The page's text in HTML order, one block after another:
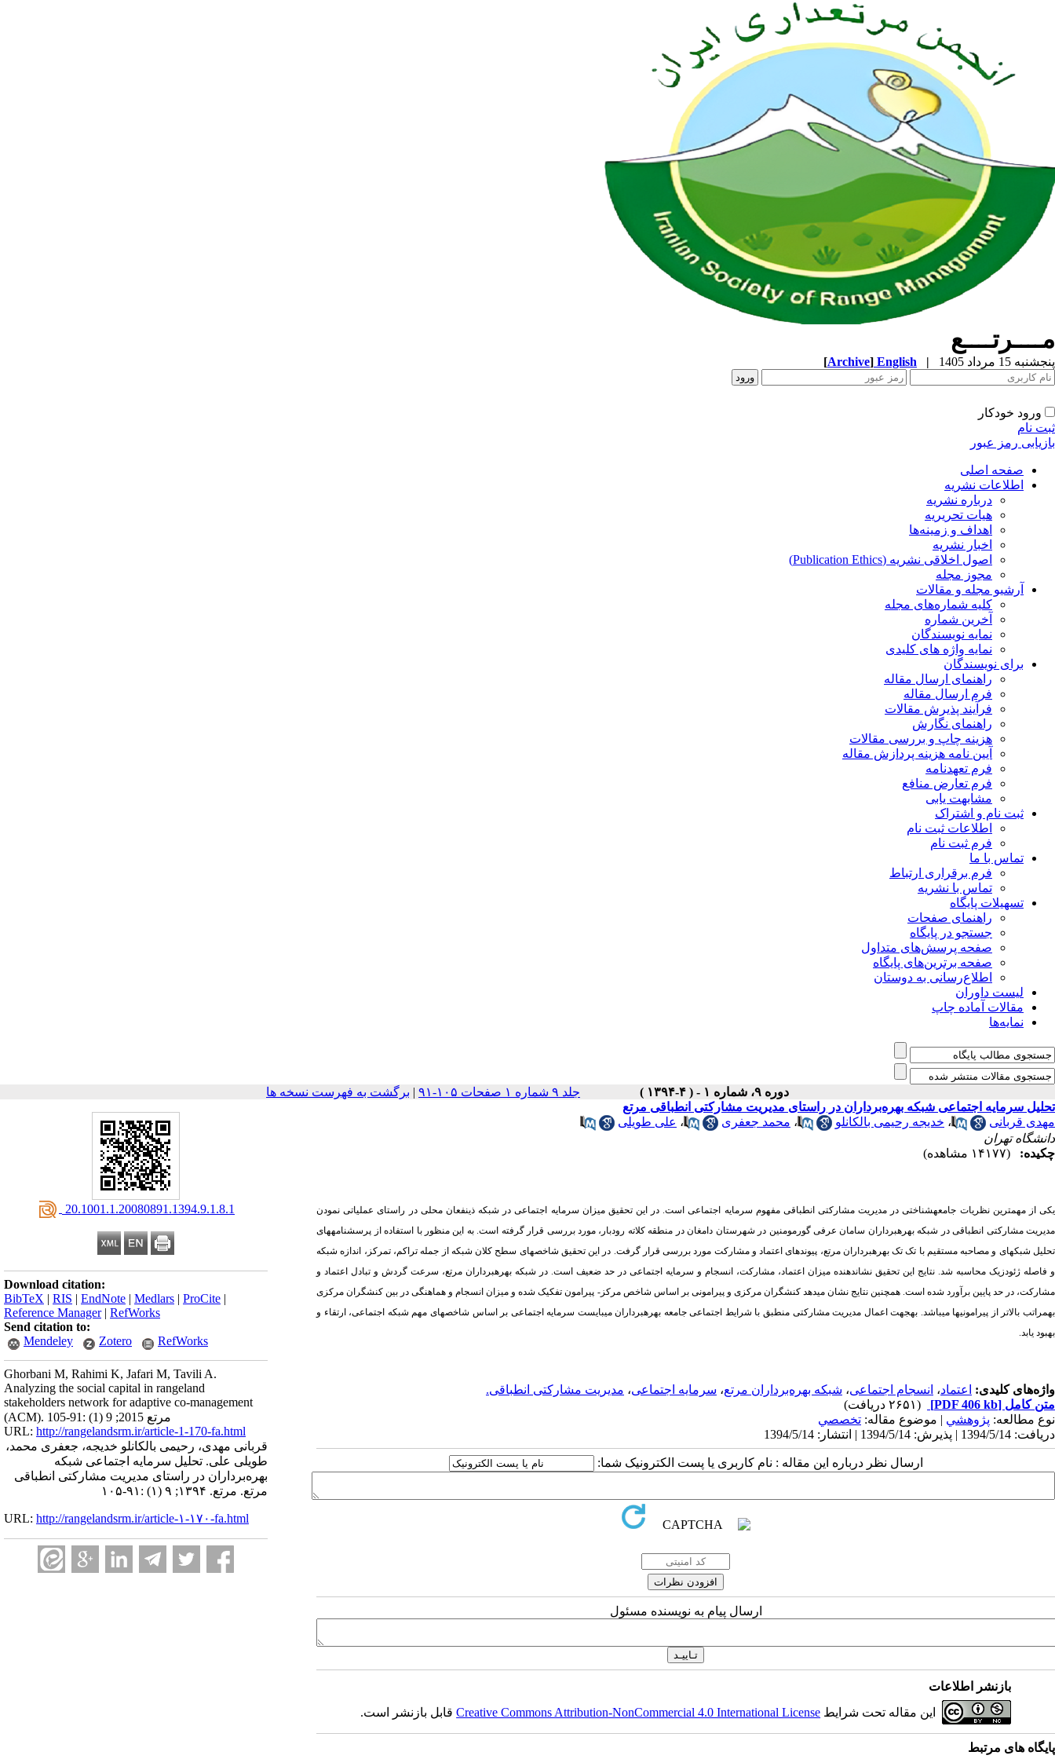
مــــرتــــع
پنجشنبه 15 مرداد 1405 |
English
[Archive]
ورود خودکار
ثبت نام
بازیابی رمز عبور
صفحه اصلی
اطلاعات نشریه
درباره نشریه
هیات تحریریه
اهداف و زمینه‌ها
اخبار نشریه
اصول اخلاقی نشریه (Publication Ethics)
مجوز مجله
آرشیو مجله و مقالات
کلیه شماره‌های مجله
آخرین شماره
نمایه نویسندگان
نمایه واژه های کلیدی
برای نویسندگان
راهنمای ارسال مقاله
فرم ارسال مقاله
فرآیند پذیرش مقالات
راهنمای نگارش
هزینه چاپ و بررسی مقالات
آیین نامه هزینه پردازش مقاله
فرم تعهدنامه
فرم تعارض منافع
مشابهت یابی
ثبت نام و اشتراک
اطلاعات ثبت نام
فرم ثبت نام
تماس با ما
فرم برقراری ارتباط
تماس با نشریه
تسهیلات پایگاه
راهنمای صفحات
جستجو در پایگاه
صفحه پرسش‌های متداول
صفحه برترین‌های پایگاه
اطلاع‌رسانی به دوستان
لیست داوران
مقالات آماده چاپ
نمایه‌ها
دوره ۹، شماره ۱ - ( ۴-۱۳۹۴ ) جلد ۹ شماره ۱ صفحات ۱۰۵-۹۱ | برگشت به فهرست نسخه ها
‎ 20.1001.1.20080891.1394.9.1.8.1
Download citation:
BibTeX | RIS | EndNote | Medlars | ProCite |
Reference Manager| RefWorks
Send citation to:
Mendeley
Zotero RefWorks
Ghorbani M, Rahimi K, Jafari M, Tavili A.
Analyzing the social capital in rangeland
stakeholders network for adaptive co-management
(ACM). مرتع 2015; 9 (1) :91-105
URL: http://rangelandsrm.ir/article-1-170-fa.html
قربانی مهدی، رحیمی بالکانلو خدیجه، جعفری محمد،
طویلی علی. تحلیل سرمایه اجتماعی شبکه
بهره‌برداران در راستای مدیریت مشارکتی انطباقی
مرتع. مرتع. ۱۳۹۴; ۹ (۱) :۹۱-۱۰۵
URL: http://rangelandsrm.ir/article-۱-۱۷۰-fa.html
تحلیل سرمایه اجتماعی شبکه بهره‌برداران در راستای مدیریت مشارکتی انطباقی مرتع
مهدی قربانی
، خدیجه رحیمی بالکانلو ، محمد جعفری ، علی طویلی
دانشگاه تهران
چکیده:
(۱۴۱۷۷ مشاهده)
یکی از مهم­ترین نظریات جامعه­شناختی در مدیریت مشارکتی انطباقی مفهوم سرمایه اجتماعی است. در این تحقیق میزان سرمایه اجتماعی در شبکه ذینفعان محلی در راستای عملیاتی نمودن
مدیریت مشارکتی انطباقی در شبکه بهره­برداران سامان عرفی گورمومنین در شهرستان دامغان در منطقه کلاته رودبار، مورد بررسی قرار گرفته است. به این منظور با استفاده از پرسشنامه­های
تحلیل شبکه­ای و مصاحبه مستقیم با تک تک بهره­برداران مرتع، پیوندهای اعتماد و مشارکت مورد بررسی قرار گرفت. در این تحقیق شاخص­های سطح کلان شبکه از جمله تراکم، تمرکز، اندازه شبکه
و فاصله ژئودزیک محاسبه شد. نتایج این تحقیق نشان­دهنده میزان اعتماد، مشارکت، انسجام و سرمایه اجتماعی در حد ضعیف است. در شبکه بهره­برداران مرتع، سرعت گردش و تبادل اعتماد و
مشارکت، در حد پایین برآورد شده است. هم­چنین نتایج نشان می­دهد کنشگران مرکزی و پیرامونی بر اساس شاخص مرکز- پیرامون تفکیک شده و میزان انسجام و هماهنگی در بین کنشگران مرکزی
به­مراتب بالاتر از پیرامونی­ها می­باشد. به­جهت اعمال مدیریت مشارکتی منطبق با شرایط اجتماعی جامعه بهره­برداران می­بایست سرمایه اجتماعی بر اساس شاخص­های مهم شبکه اجتماعی، ارتقاء و
بهبود یابد.
واژه‌های کلیدی: اعتماد، انسجام اجتماعی، شبکه بهره‌برداران مرتع، سرمایه اجتماعی، مدیریت مشارکتی انطباقی.
متن کامل [PDF 406 kb]
(۲۶۵۱ دریافت)
نوع مطالعه: پژوهشي | موضوع مقاله: تخصصي
دریافت: 1394/5/14 | پذیرش: 1394/5/14 | انتشار: 1394/5/14
ارسال نظر درباره این مقاله : نام کاربری یا پست الکترونیک شما:
ارسال پیام به نویسنده مسئول
بازنشر اطلاعات
این مقاله تحت شرایط Creative Commons Attribution-NonCommercial 4.0 International Licenseقابل بازنشر است.
پایگاه های مرتبط